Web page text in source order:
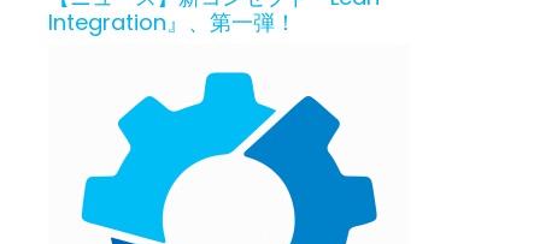
Integration』、第一弾！